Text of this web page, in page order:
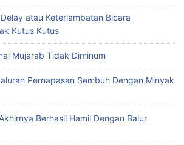
atau Keterlambatan Bicara
Kutus Kutus
Mujarab Tidak Diminum
Pernapasan Sembuh Dengan Minyak
Berhasil Hamil Dengan Balur